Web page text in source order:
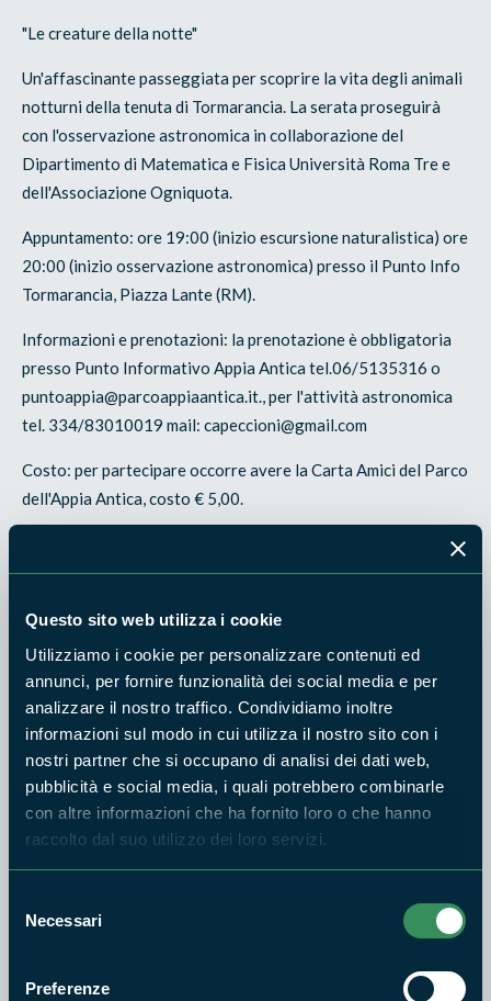
Questo sito web utilizza i cookie
Utilizziamo i cookie per personalizzare contenuti ed
annunci, per fornire funzionalità dei social media e per
analizzare il nostro traffico. Condividiamo inoltre
informazioni sul modo in cui utilizza il nostro sito con i
nostri partner che si occupano di analisi dei dati web,
pubblicità e social media, i quali potrebbero combinarle
con altre informazioni che ha fornito loro o che hanno
raccolto dal suo utilizzo dei loro servizi.
delNecessari
Preferenze
"Le creature della notte"
Un'affascinante passeggiata per scoprire la vita degli animali
notturni della tenuta di Tormarancia. La serata proseguirà
con l'osservazione astronomica in collaborazione del
Dipartimento di Matematica e Fisica Università Roma Tre e
dell'Associazione Ogniquota.
Appuntamento: ore 19:00 (inizio escursione naturalistica) ore
20:00 (inizio osservazione astronomica) presso il Punto Info
Tormarancia, Piazza Lante (RM).
Informazioni e prenotazioni: la prenotazione è obbligatoria
presso Punto Informativo Appia Antica tel.06/5135316 o
puntoappia@parcoappiaantica.it., per l'attività astronomica
tel. 334/83010019 mail: capeccioni@gmail.com
Costo: per partecipare occorre avere la Carta Amici del Parco
dell'Appia Antica, costo € 5,00.
"La luna e i falò"
Visita guidata del centro e passeggiata presso il bosco di
Rocca Romana. Osservazione della luna e della volta celeste
a cura dell' Associazione Astrofili Monti della Tolfa e racconti
intorno al falò. Possibilità di cena a pagamento.
Appuntamento: ore 18:00 presso il Centro Volo Rapaci "I
Falchi di Rocca Romana", Via Sutri 13, Trevignano Romano
(RM)
Informazioni e prenotazioni: tel. 320/0414525.